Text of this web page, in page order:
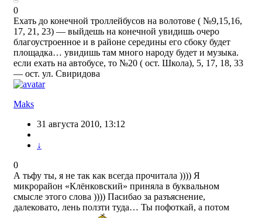
0
Ехать до конечной троллейбусов на волотове ( №9,15,16,
17, 21, 23) — выйдешь на конечной увидишь очеро
благоустроенное и в районе середины его сбоку будет
площадка… увидишь там много народу будет и музыка.
если ехать на автобусе, то №20 ( ост. Школа), 5, 17, 18, 33
— ост. ул. Свиридова
Maks
31 августа 2010, 13:12
↓
0
А тьфу ты, я не так как всегда прочитала )))) Я
микрорайон «Клёнковский» приняла в буквальном
смысле этого слова )))) Пасибао за разъяснение,
далековато, лень ползти туда… Ты пофоткай, а потом